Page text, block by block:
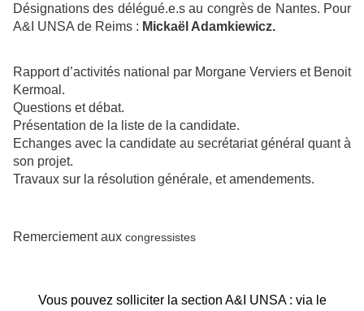
Désignations des délégué.e.s au congrès de Nantes. Pour
A&I UNSA de Reims : Mickaël Adamkiewicz.
Rapport d’activités national par Morgane Verviers et Benoit
Kermoal.
Questions et débat.
Présentation de la liste de la candidate.
Echanges avec la candidate au secrétariat général quant à
son projet.
Travaux sur la résolution générale, et amendements.
Remerciement aux congressistes
Vous pouvez solliciter la section A&I UNSA : via le